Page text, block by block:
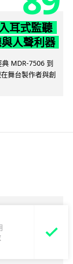
耳式監聽
人聲利器
MDR-7506 到
舞台製作者與創
「烏拉特
高世界首
約 10 分